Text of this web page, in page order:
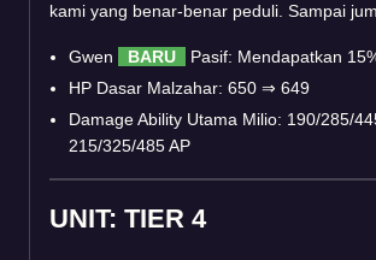
kami yang benar-benar peduli. Sampai
Gwen BARU
Pasif: Mendapatkan
HP Dasar Malzahar: 650 ⇒ 649
Damage Ability Utama Milio: 190/285/
215/325/485 AP
UNIT: TIER 4